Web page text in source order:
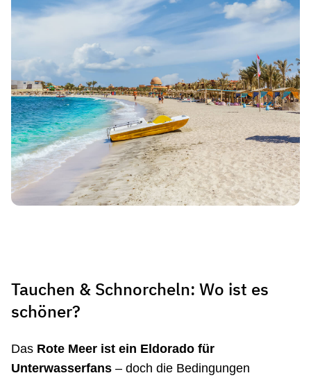
Tauchen & Schnorcheln: Wo ist es
schöner?
Das Rote Meer ist ein Eldorado für
Unterwasserfans – doch die Bedingungen